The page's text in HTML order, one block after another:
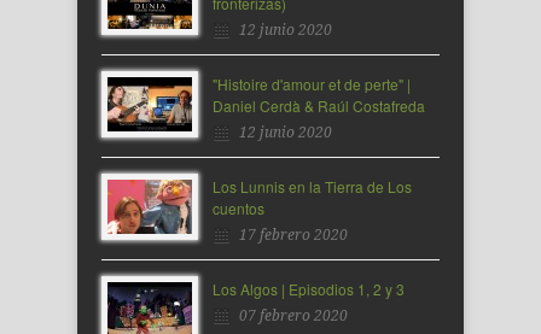
12 junio 2020
"Histoire d'amour et de perte" |
Daniel Cerdà & Raúl Costafreda
12 junio 2020
Los Lunnis en la Tierra de Los
cuentos
17 febrero 2020
Los Algos | Episodios 1, 2 y 3
07 febrero 2020